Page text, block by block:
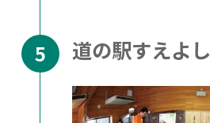
道の駅すえよし